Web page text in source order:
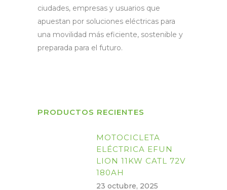
ciudades, empresas y usuarios que
apuestan por soluciones eléctricas para
una movilidad más eficiente, sostenible y
preparada para el futuro.
PRODUCTOS RECIENTES
MOTOCICLETA
ELÉCTRICA EFUN
LION 11KW CATL 72V
180AH
23 octubre, 2025